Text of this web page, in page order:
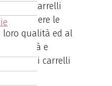
dei carrelli
scegliere le
loro qualità ed al
e
flotta di carrelli